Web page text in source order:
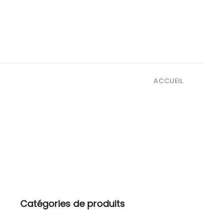
ACCUEIL
Catégories de produits